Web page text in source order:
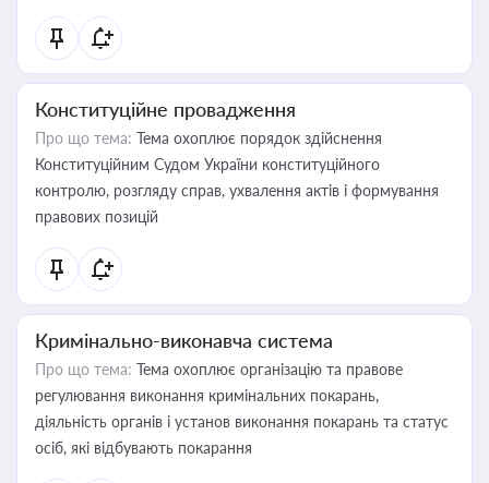
Конституційне провадження
Про що тема: Тема охоплює порядок здійснення
Конституційним Судом України конституційного
контролю, розгляду справ, ухвалення актів і формування
правових позицій
Кримінально-виконавча система
Про що тема: Тема охоплює організацію та правове
регулювання виконання кримінальних покарань,
діяльність органів і установ виконання покарань та статус
осіб, які відбувають покарання